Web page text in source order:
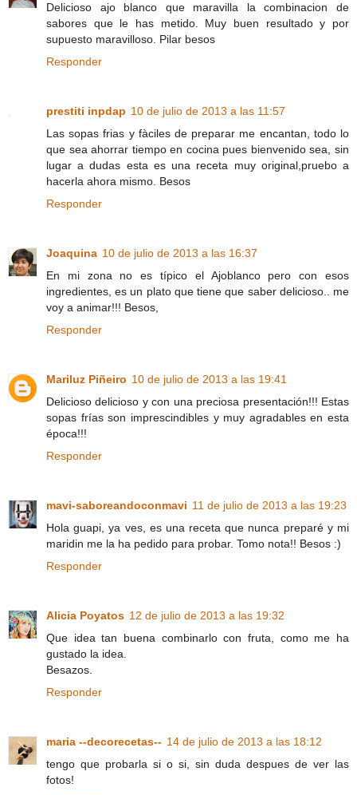
Delicioso ajo blanco que maravilla la combinacion de
sabores que le has metido. Muy buen resultado y por
supuesto maravilloso. Pilar besos
Responder
prestiti inpdap 10 de julio de 2013 a las 11:57
Las sopas frias y fàciles de preparar me encantan, todo lo
que sea ahorrar tiempo en cocina pues bienvenido sea, sin
lugar a dudas esta es una receta muy original,pruebo a
hacerla ahora mismo. Besos
Responder
Joaquina 10 de julio de 2013 a las 16:37
En mi zona no es típico el Ajoblanco pero con esos
ingredientes, es un plato que tiene que saber delicioso.. me
voy a animar!!! Besos,
Responder
Mariluz Piñeiro 10 de julio de 2013 a las 19:41
Delicioso delicioso y con una preciosa presentación!!! Estas
sopas frías son imprescindibles y muy agradables en esta
época!!!
Responder
mavi-saboreandoconmavi 11 de julio de 2013 a las 19:23
Hola guapi, ya ves, es una receta que nunca preparé y mi
maridin me la ha pedido para probar. Tomo nota!! Besos :)
Responder
Alicia Poyatos 12 de julio de 2013 a las 19:32
Que idea tan buena combinarlo con fruta, como me ha
gustado la idea.
Besazos.
Responder
maria --decorecetas-- 14 de julio de 2013 a las 18:12
tengo que probarla si o si, sin duda despues de ver las
fotos!